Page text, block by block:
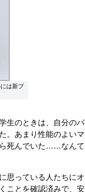
は新ブ
生のときは、自分のパ
。あまり性能のよいマ
ら死んでいた……なんて
思っている人たちにオ
ことを確認済みで、安